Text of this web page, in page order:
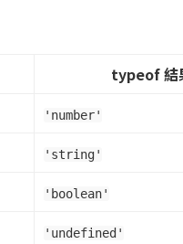
typeof 結
'number'
'string'
'boolean'
'undefined'